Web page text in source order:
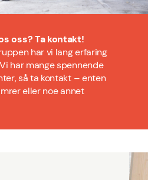
oss? Ta kontakt!
har vi lang erfaring
har mange spennende
så ta kontakt – enten
eller noe annet